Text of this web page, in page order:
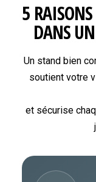
5 RAISONS
DANS
Un stand bien
soutient votre
et sécurise